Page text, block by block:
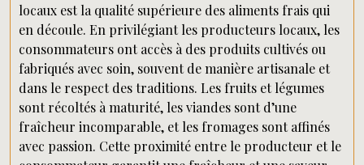
locaux est la qualité supérieure des aliments frais qui
en découle. En privilégiant les producteurs locaux, les
consommateurs ont accès à des produits cultivés ou
fabriqués avec soin, souvent de manière artisanale et
dans le respect des traditions. Les fruits et légumes
sont récoltés à maturité, les viandes sont d’une
fraîcheur incomparable, et les fromages sont affinés
avec passion. Cette proximité entre le producteur et le